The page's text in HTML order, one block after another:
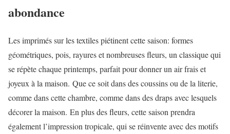
abondance
Les imprimés sur les textiles piétinent cette saison: formes
géométriques, pois, rayures et nombreuses fleurs, un classique qui
se répète chaque printemps, parfait pour donner un air frais et
joyeux à la maison. Que ce soit dans des coussins ou de la literie,
comme dans cette chambre, comme dans des draps avec lesquels
décorer la maison. En plus des fleurs, cette saison prendra
également l’impression tropicale, qui se réinvente avec des motifs